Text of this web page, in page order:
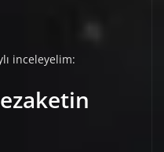
inceleyelim: